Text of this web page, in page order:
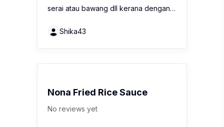
serai atau bawang dll kerana dengan…
Shika43
Nona Fried Rice Sauce
No reviews yet